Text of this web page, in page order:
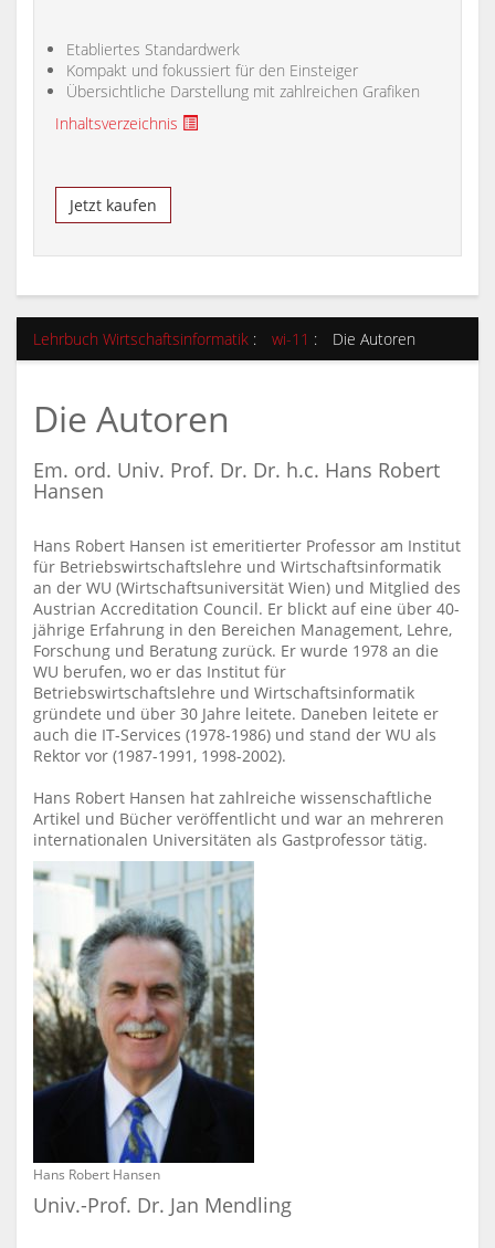
Etabliertes Standardwerk
Kompakt und fokussiert für den Einsteiger
Übersichtliche Darstellung mit zahlreichen Grafiken
Inhaltsverzeichnis
Jetzt kaufen
Lehrbuch Wirtschaftsinformatik : wi-11 : Die Autoren
Die Autoren
Em. ord. Univ. Prof. Dr. Dr. h.c. Hans Robert
Hansen
Hans Robert Hansen ist emeritierter Professor am Institut
für Betriebswirtschaftslehre und Wirtschaftsinformatik
an der WU (Wirtschaftsuniversität Wien) und Mitglied des
Austrian Accreditation Council. Er blickt auf eine über 40-
jährige Erfahrung in den Bereichen Management, Lehre,
Forschung und Beratung zurück. Er wurde 1978 an die
WU berufen, wo er das Institut für
Betriebswirtschaftslehre und Wirtschaftsinformatik
gründete und über 30 Jahre leitete. Daneben leitete er
auch die IT-Services (1978-1986) und stand der WU als
Rektor vor (1987-1991, 1998-2002).
Hans Robert Hansen hat zahlreiche wissenschaftliche
Artikel und Bücher veröffentlicht und war an mehreren
internationalen Universitäten als Gastprofessor tätig.
Hans Robert Hansen
Univ.-Prof. Dr. Jan Mendling